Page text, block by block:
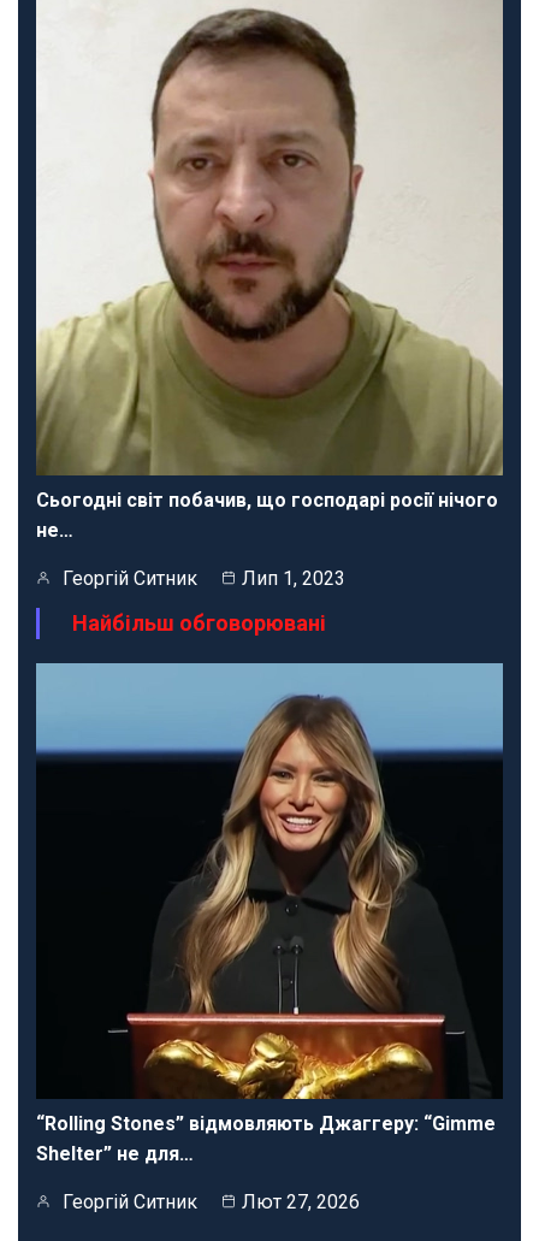
Сьогодні світ побачив, що господарі росії нічого
не…
Георгій Ситник Лип 1, 2023
Найбільш обговорювані
“Rolling Stones” відмовляють Джаггеру: “Gimme
Shelter” не для…
Георгій Ситник Лют 27, 2026